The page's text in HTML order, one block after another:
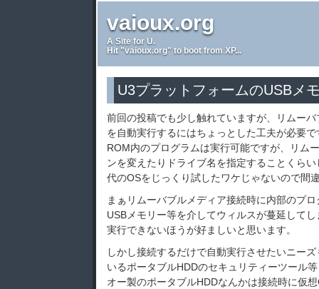
vaioux.org
A Site for U.
Hit "vaioux.org" to boot from XP...
U3プラットフォームのUSBメ
前回の投稿でも少し触れていますが、リムー
を自動実行するにはちょっとした工夫が必要
ROM内のプログラムは実行可能ですが、リム
ンを変えたりドライブ名を指定することくら
代のOSをじっくり試したワケじゃないので間
まぁリムーバブルメディア接続時に内部のプ
USBメモリー等を介してウィルスが蔓延して
実行できないほうが好ましいと思います。
しかし接続するだけで自動実行させたいニー
いるポータブルHDDのセキュリティーツール
オー製のポータブルHDDなんかは接続時に仮